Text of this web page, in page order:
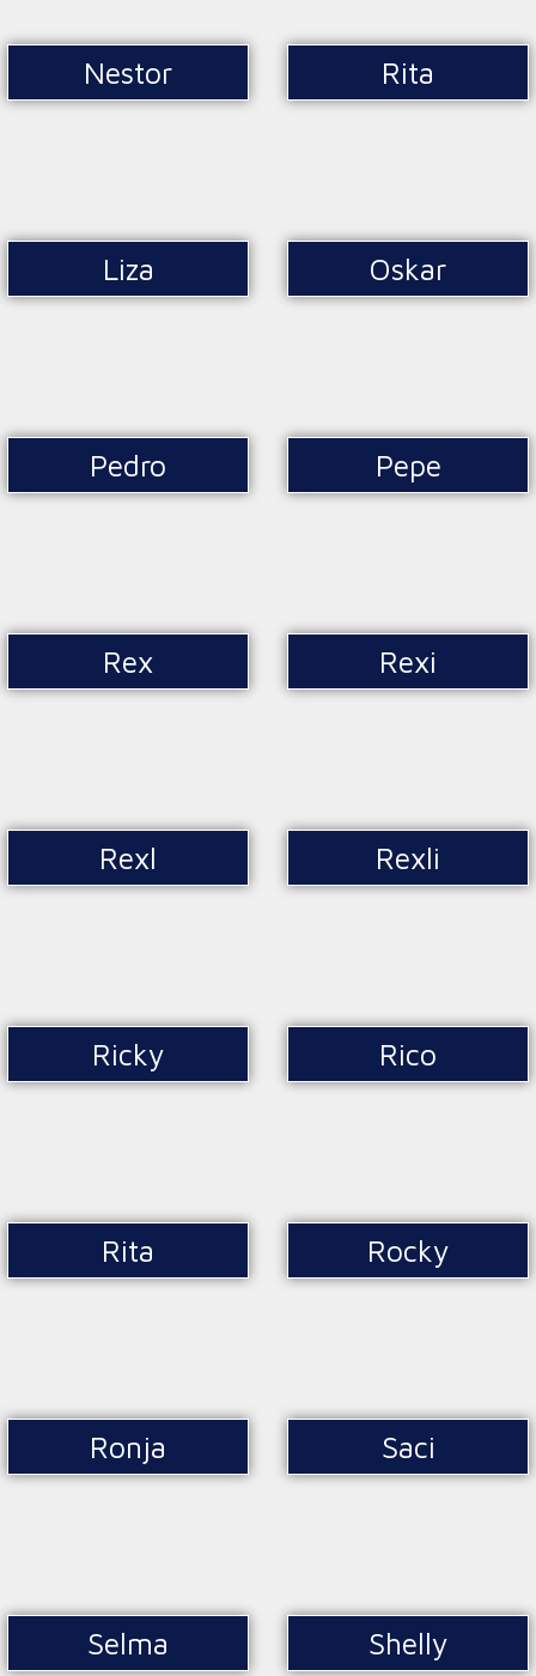
Nestor Rita
Liza Oskar
Pedro Pepe
Rex Rexi
Rexl Rexli
Ricky Rico
Rita Rocky
Ronja Saci
Selma Shelly